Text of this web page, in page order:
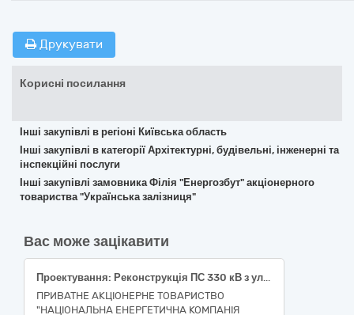
Друкувати
Корисні посилання
Інші закупівлі в регіоні Київська область
Інші закупівлі в категорії Архітектурні, будівельні, інженерні та
інспекційні послуги
Інші закупівлі замовника Філія "Енергозбут" акціонерного
товариства "Українська залізниця"
Вас може зацікавити
Проектування: Реконструкція ПС 330 кВ з улаштуванням дренажної системи для пониження та водовідведення ґрунтових вод з території, Миколаївська область (Інв. № новий) 71320000-7 Послуги з інженерного проектування
ПРИВАТНЕ АКЦІОНЕРНЕ ТОВАРИСТВО
"НАЦІОНАЛЬНА ЕНЕРГЕТИЧНА КОМПАНІЯ